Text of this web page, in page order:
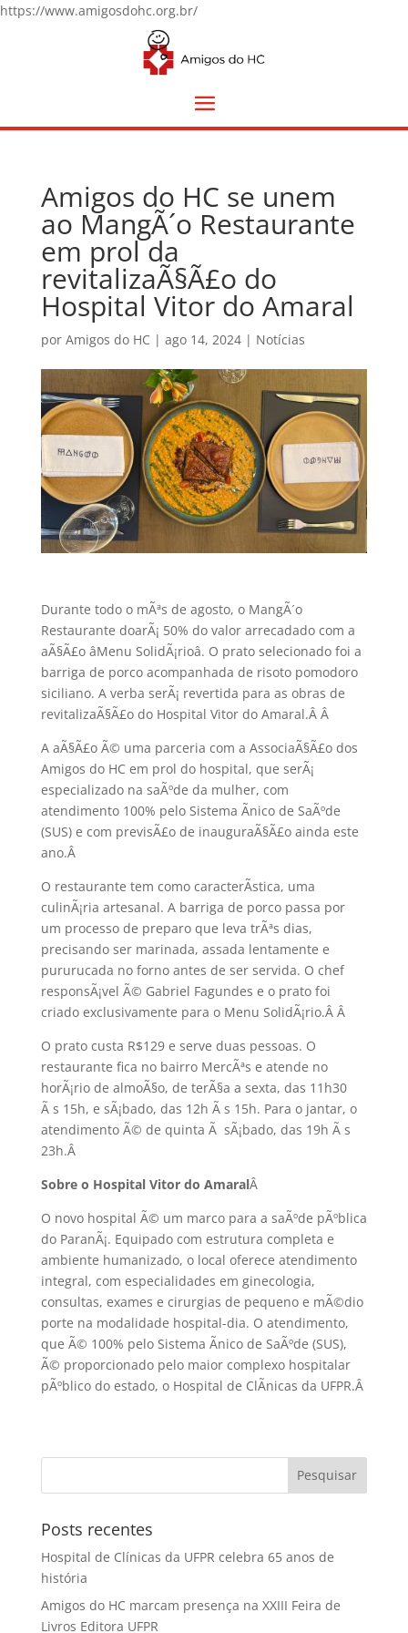
https://www.amigosdohc.org.br/
Amigos do HC se unem
ao MangÃ´o Restaurante
em prol da
revitalizaÃ§Ã£o do
Hospital Vitor do Amaral
por Amigos do HC | ago 14, 2024| Notícias
Durante todo o mÃªs de agosto, o MangÃ´o
Restaurante doarÃ¡ 50% do valor arrecadado com a
aÃ§Ã£o âMenu SolidÃ¡rioâ. O prato selecionado foi a
barriga de porco acompanhada de risoto pomodoro
siciliano. A verba serÃ¡ revertida para as obras de
revitalizaÃ§Ã£o do Hospital Vitor do Amaral.Â Â
A aÃ§Ã£o Ã© uma parceria com a AssociaÃ§Ã£o dos
Amigos do HC em prol do hospital, que serÃ¡
especializado na saÃºde da mulher, com
atendimento 100% pelo Sistema Ãnico de SaÃºde
(SUS) e com previsÃ£o de inauguraÃ§Ã£o ainda este
ano.Â
O restaurante tem como caracterÃ­stica, uma
culinÃ¡ria artesanal. A barriga de porco passa por
um processo de preparo que leva trÃªs dias,
precisando ser marinada, assada lentamente e
pururucada no forno antes de ser servida. O chef
responsÃ¡vel Ã© Gabriel Fagundes e o prato foi
criado exclusivamente para o Menu SolidÃ¡rio.Â Â
O prato custa R$129 e serve duas pessoas. O
restaurante fica no bairro MercÃªs e atende no
horÃ¡rio de almoÃ§o, de terÃ§a a sexta, das 11h30
Ã s 15h, e sÃ¡bado, das 12h Ã s 15h. Para o jantar, o
atendimento Ã© de quinta Ã sÃ¡bado, das 19h Ã s
23h.Â
Sobre o Hospital Vitor do AmaralÂ
O novo hospital Ã© um marco para a saÃºde pÃºblica
do ParanÃ¡. Equipado com estrutura completa e
ambiente humanizado, o local oferece atendimento
integral, com especialidades em ginecologia,
consultas, exames e cirurgias de pequeno e mÃ©dio
porte na modalidade hospital-dia. O atendimento,
que Ã© 100% pelo Sistema Ãnico de SaÃºde (SUS),
Ã© proporcionado pelo maior complexo hospitalar
pÃºblico do estado, o Hospital de ClÃ­nicas da UFPR.Â
Posts recentes
Hospital de Clínicas da UFPR celebra 65 anos de
história
Amigos do HC marcam presença na XXIII Feira de
Livros Editora UFPR